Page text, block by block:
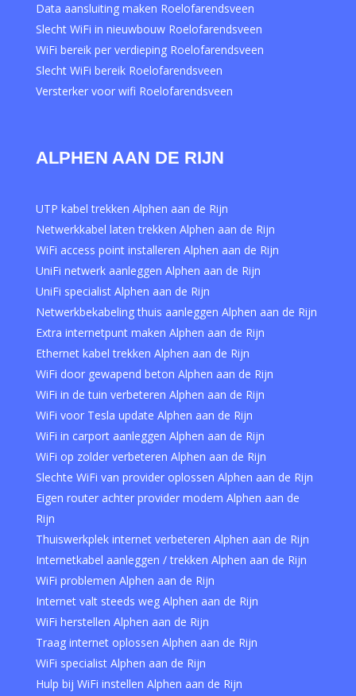
Data aansluiting maken Roelofarendsveen
Slecht WiFi in nieuwbouw Roelofarendsveen
WiFi bereik per verdieping Roelofarendsveen
Slecht WiFi bereik Roelofarendsveen
Versterker voor wifi Roelofarendsveen
ALPHEN AAN DE RIJN
UTP kabel trekken Alphen aan de Rijn
Netwerkkabel laten trekken Alphen aan de Rijn
WiFi access point installeren Alphen aan de Rijn
UniFi netwerk aanleggen Alphen aan de Rijn
UniFi specialist Alphen aan de Rijn
Netwerkbekabeling thuis aanleggen Alphen aan de Rijn
Extra internetpunt maken Alphen aan de Rijn
Ethernet kabel trekken Alphen aan de Rijn
WiFi door gewapend beton Alphen aan de Rijn
WiFi in de tuin verbeteren Alphen aan de Rijn
WiFi voor Tesla update Alphen aan de Rijn
WiFi in carport aanleggen Alphen aan de Rijn
WiFi op zolder verbeteren Alphen aan de Rijn
Slechte WiFi van provider oplossen Alphen aan de Rijn
Eigen router achter provider modem Alphen aan de
Rijn
Thuiswerkplek internet verbeteren Alphen aan de Rijn
Internetkabel aanleggen / trekken Alphen aan de Rijn
WiFi problemen Alphen aan de Rijn
Internet valt steeds weg Alphen aan de Rijn
WiFi herstellen Alphen aan de Rijn
Traag internet oplossen Alphen aan de Rijn
WiFi specialist Alphen aan de Rijn
Hulp bij WiFi instellen Alphen aan de Rijn